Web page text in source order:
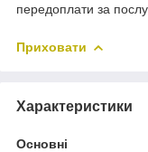
передоплати за
Приховати
Характеристики
Основні